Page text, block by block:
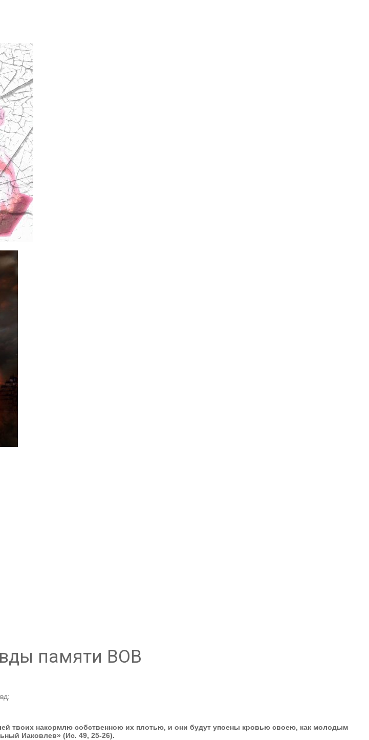
памяти ВОВ
твоих накормлю собственною их плотью, и они будут упоены кровью своею, как молодым
Иаковлев» (Ис. 49, 25-26).